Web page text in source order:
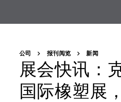
公司 报刊阅览 新闻
展会快讯：
国际橡塑展